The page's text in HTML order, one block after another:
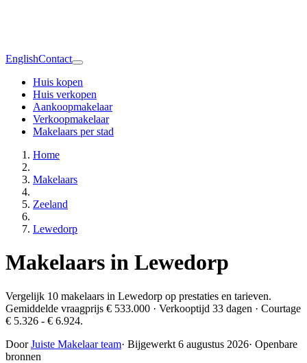
EnglishContact
Huis kopen
Huis verkopen
Aankoopmakelaar
Verkoopmakelaar
Makelaars per stad
Home
Makelaars
Zeeland
Lewedorp
Makelaars in Lewedorp
Vergelijk 10 makelaars in Lewedorp op prestaties en tarieven.
Gemiddelde vraagprijs € 533.000 · Verkooptijd 33 dagen · Courtage
€ 5.326 - € 6.924.
DoorJuiste Makelaar team· Bijgewerkt 6 augustus 2026· Openbare
bronnen